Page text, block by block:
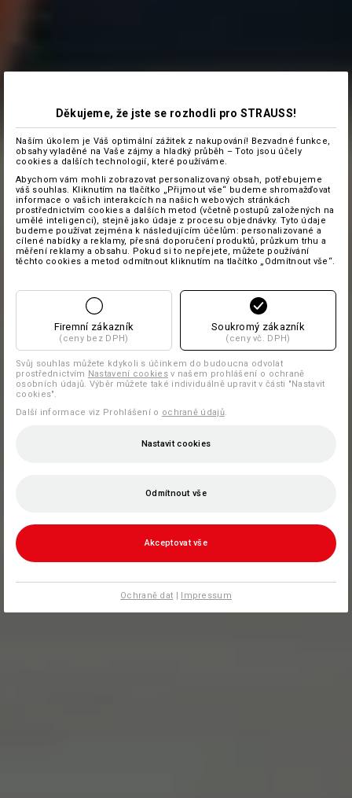
Děkujeme, že jste se rozhodli pro STRAUSS!
Naším úkolem je Váš optimální zážitek z nakupování! Bezvadné funkce,
obsahy vyladěné na Vaše zájmy a hladký průběh – Toto jsou účely
cookies a dalších technologií, které používáme.
Abychom vám mohli zobrazovat personalizovaný obsah, potřebujeme
váš souhlas. Kliknutím na tlačítko „Přijmout vše“ budeme shromažďovat
informace o vašich interakcích na našich webových stránkách
prostřednictvím cookies a dalších metod (včetně postupů založených na
umělé inteligenci), stejně jako údaje z procesu objednávky. Tyto údaje
budeme používat zejména k následujícím účelům: personalizované a
cílené nabídky a reklamy, přesná doporučení produktů, průzkum trhu a
měření reklamy a obsahu. Pokud si to nepřejete, můžete používání
těchto cookies a metod odmítnout kliknutím na tlačítko „Odmítnout vše“.
Firemní zákazník
(ceny bez DPH)
Soukromý zákazník
(ceny vč. DPH)
Svůj souhlas můžete kdykoli s účinkem do budoucna odvolat
prostřednictvím Nastavení cookiesv našem prohlášení o ochraně
osobních údajů. Výběr můžete také individuálně upravit v části "Nastavit
cookies".
Další informace viz Prohlášení o ochraně údajů.
Nastavit cookies
Odmítnout vše
Akceptovat vše
Ochraně dat | Impressum